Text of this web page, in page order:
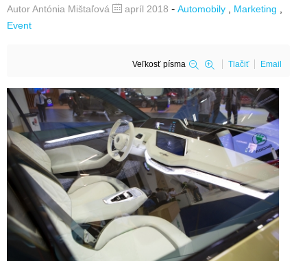
Autor Antónia Mištaľová apríl 2018 - Automobily
Marketing
Event
Veľkosť písma Tlačiť Email